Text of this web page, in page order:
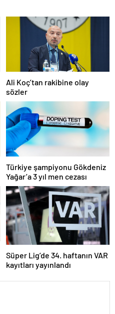
Ali Koç’tan rakibine olay
sözler
Türkiye şampiyonu Gökdeniz
Yağar’a 3 yıl men cezası
Süper Lig’de 34. haftanın VAR
kayıtları yayınlandı